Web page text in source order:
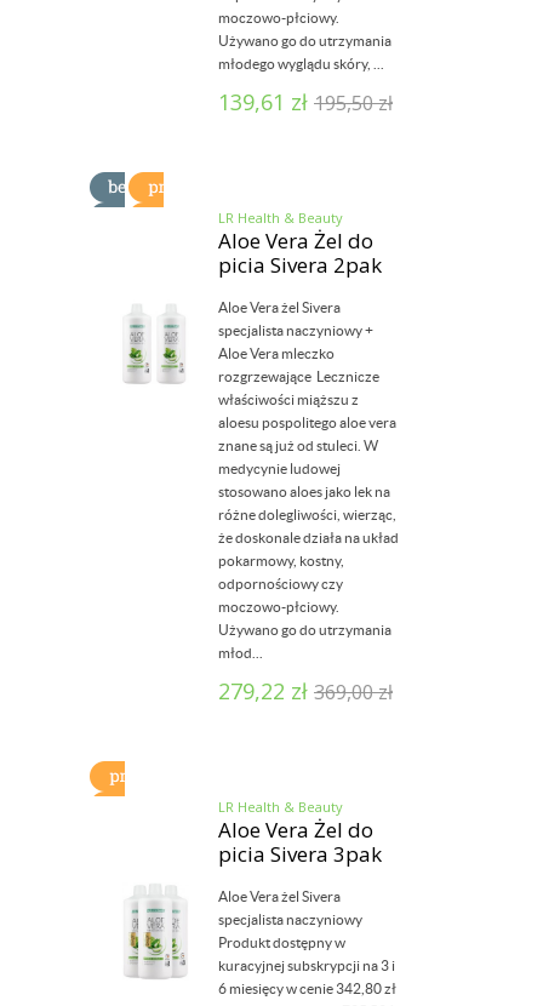
moczowo-płciowy.
Używano go do utrzymania
młodego wyglądu skóry, ...
139,61 zł 195,50zł
LR Health & Beauty
Aloe Vera Żel do
picia Sivera 2pak
Aloe Vera żel Sivera
specjalista naczyniowy +
Aloe Vera mleczko
rozgrzewające Lecznicze
właściwości miąższu z
aloesu pospolitego aloe vera
znane są już od stuleci. W
medycynie ludowej
stosowano aloes jako lek na
różne dolegliwości, wierząc,
że doskonale działa na układ
pokarmowy, kostny,
odpornościowy czy
moczowo-płciowy.
Używano go do utrzymania
młod...
279,22 zł 369,00zł
LR Health & Beauty
Aloe Vera Żel do
picia Sivera 3pak
Aloe Vera żel Sivera
specjalista naczyniowy
Produkt dostępny w
kuracyjnej subskrypcji na 3 i
6 miesięcy w cenie 342,80 zł